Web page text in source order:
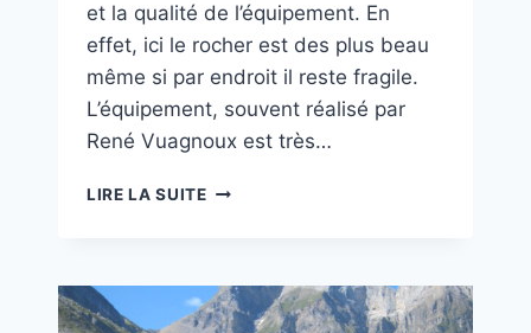
et la qualité de l’équipement. En
effet, ici le rocher est des plus beau
même si par endroit il reste fragile.
L’équipement, souvent réalisé par
René Vuagnoux est très…
LIRE LA SUITEACCORD